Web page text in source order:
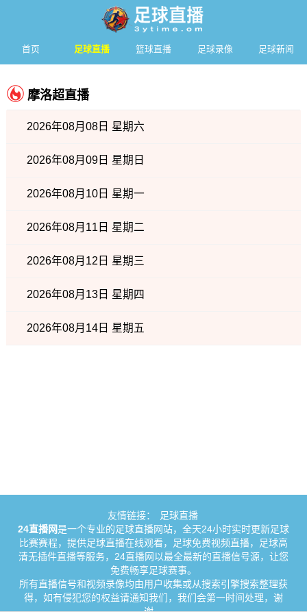
首页 足球直播 篮球直播 足球录像 足球新闻
摩洛超直播
2026年08月08日 星期六
2026年08月09日 星期日
2026年08月10日 星期一
2026年08月11日 星期二
2026年08月12日 星期三
2026年08月13日 星期四
2026年08月14日 星期五
友情链接：
足球直播
24直播网是一个专业的足球直播网站，全天24小时实时更新足球
比赛赛程，提供足球直播在线观看，足球免费视频直播，足球高
清无插件直播等服务，24直播网以最全最新的直播信号源，让您
免费畅享足球赛事。
所有直播信号和视频录像均由用户收集或从搜索引擎搜索整理获
得，如有侵犯您的权益请通知我们，我们会第一时间处理，谢
谢。